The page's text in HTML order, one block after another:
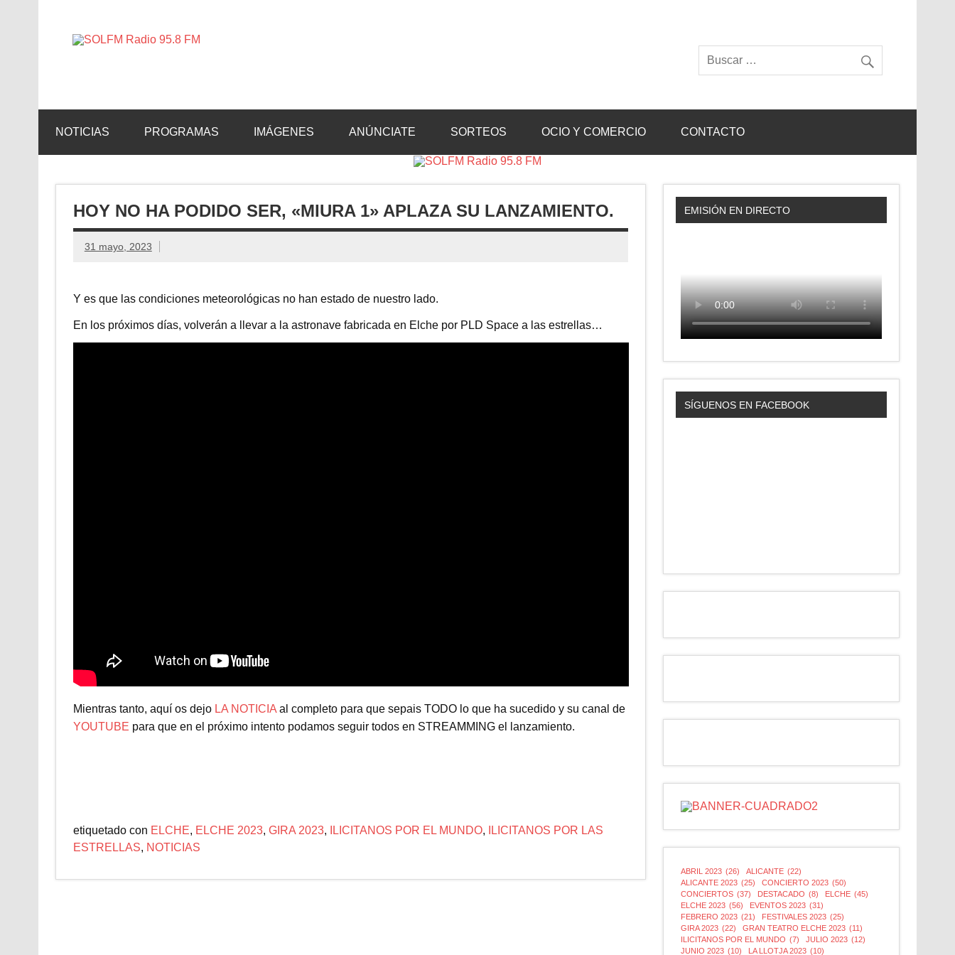
NOTICIAS PROGRAMAS IMÁGENES ANÚNCIATE SORTEOS OCIO Y COMERCIO CONTACTO
HOY NO HA PODIDO SER, «MIURA 1» APLAZA SU LANZAMIENTO.
31 mayo, 2023
Y es que las condiciones meteorológicas no han estado de nuestro lado.
En los próximos días, volverán a llevar a la astronave fabricada en Elche por PLD Space a las estrellas…
Mientras tanto, aquí os dejo LA NOTICIAal completo para que sepais TODO lo que ha sucedido y su canal de
YOUTUBE para que en el próximo intento podamos seguir todos en STREAMMING el lanzamiento.
etiquetado con ELCHE, ELCHE 2023, GIRA 2023, ILICITANOS POR EL MUNDO,
ILICITANOS POR LAS
ESTRELLAS, NOTICIAS
EMISIÓN EN DIRECTO
SÍGUENOS EN FACEBOOK
ABRIL 2023 (26) ALICANTE (22)
ALICANTE 2023 (25) CONCIERTO 2023 (50)
CONCIERTOS (37) DESTACADO (8) ELCHE (45)
ELCHE 2023 (56) EVENTOS 2023 (31)
FEBRERO 2023 (21) FESTIVALES 2023 (25)
GIRA 2023 (22) GRAN TEATRO ELCHE 2023 (11)
ILICITANOS POR EL MUNDO (7) JULIO 2023 (12)
JUNIO 2023 (10) LA LLOTJA 2023 (10)